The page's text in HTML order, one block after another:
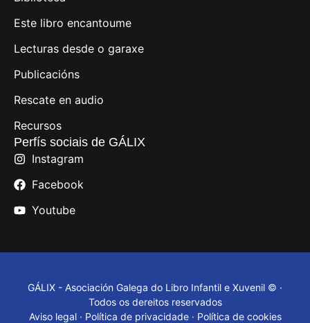
Este libro encantoume
Lecturas desde o garaxe
Publicacións
Rescate en audio
Recursos
Perfís sociais de GÁLIX
Instagram
Facebook
Youtube
GÁLIX - Asociación Galega do Libro Infantil e Xuvenil © ·
Todos os dereitos reservados
Aviso legal· Política de privacidade· Política de cookies